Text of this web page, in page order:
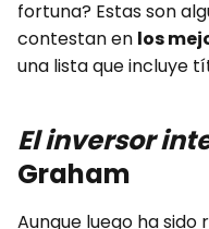
fortuna? Estas son
contestan en los
una lista que incluye
El inversor
Graham
Aunque luego ha